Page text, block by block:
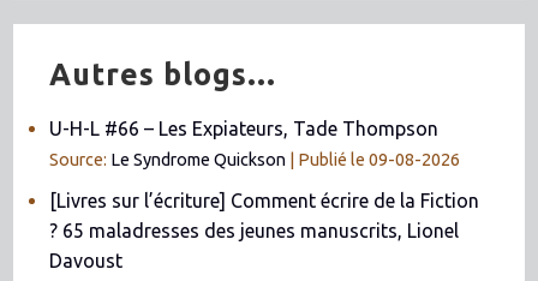
Autres blogs...
U-H-L #66 – Les Expiateurs, Tade Thompson
Source: Le Syndrome Quickson Publié le 09-08-2026
[Livres sur l’écriture] Comment écrire de la Fiction
? 65 maladresses des jeunes manuscrits, Lionel
Davoust